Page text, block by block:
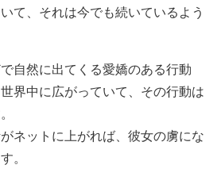
て、それは今でも続いているよう
自然に出てくる愛嬌のある行動
界中に広がっていて、その行動は
ネットに上がれば、彼女の虜にな
。